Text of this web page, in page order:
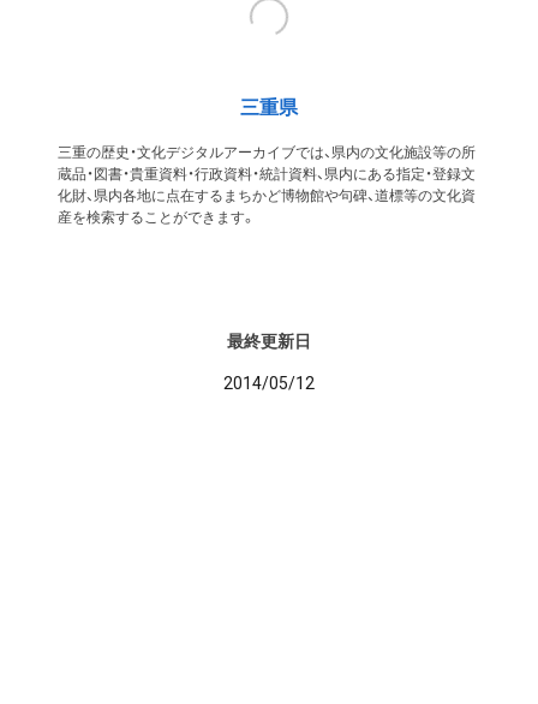
三重県
三重の歴史・文化デジタルアーカイブでは、県内の文化施設等の所
蔵品・図書・貴重資料・行政資料・統計資料、県内にある指定・登録文
化財、県内各地に点在するまちかど博物館や句碑、道標等の文化資
産を検索することができます。
最終更新日
2014/05/12